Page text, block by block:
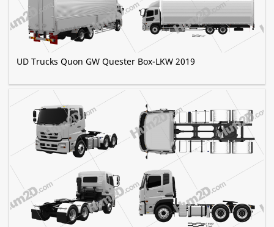
UD Trucks Quon GW Quester Box-LKW 2019